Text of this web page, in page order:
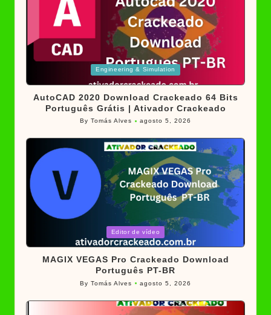
Engineering & Simulation
AutoCAD 2020 Download Crackeado 64 Bits
Português Grátis | Ativador Crackeado
Posted
ByTomás Alves agosto 5, 2026
Editor de vídeo
MAGIX VEGAS Pro Crackeado Download
Português PT-BR
Posted
ByTomás Alves agosto 5, 2026